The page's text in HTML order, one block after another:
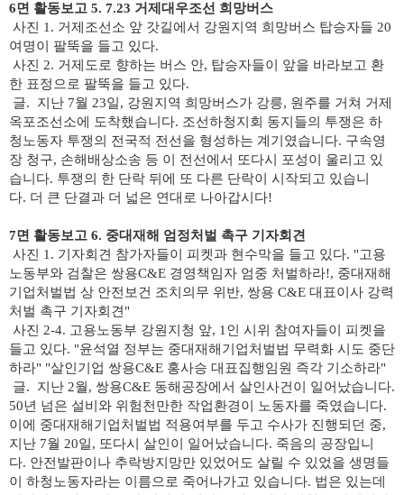
6면 활동보고 5. 7.23 거제대우조선 희망버스
사진 1. 거제조선소 앞 갓길에서 강원지역 희망버스 탑승자들 20
여명이 팔뚝을 들고 있다.
사진 2. 거제도로 향하는 버스 안, 탑승자들이 앞을 바라보고 환
한 표정으로 팔뚝을 들고 있다.
글.
지난 7월 23일, 강원지역 희망버스가 강릉, 원주를 거쳐 거제
옥포조선소에 도착했습니다. 조선하청지회 동지들의 투쟁은 하
청노동자 투쟁의 전국적 전선을 형성하는 계기였습니다. 구속영
장 청구, 손해배상소송 등 이 전선에서 또다시 포성이 울리고 있
습니다. 투쟁의 한 단락 뒤에 또 다른 단락이 시작되고 있습니
다. 더 큰 단결과 더 넓은 연대로 나아갑시다!
7면 활동보고 6. 중대재해 엄정처벌 촉구 기자회견
사진 1. 기자회견 참가자들이 피켓과 현수막을 들고 있다. "고용
노동부와 검찰은 쌍용C&E 경영책임자 엄중 처벌하라!, 중대재해
기업처벌법 상 안전보건 조치의무 위반, 쌍용 C&E 대표이사 강력
처벌 촉구 기자회견"
사진 2-4. 고용노동부 강원지청 앞, 1인 시위 참여자들이 피켓을
들고 있다. "윤석열 정부는 중대재해기업처벌법 무력화 시도 중단
하라" "살인기업 쌍용C&E 홍사승 대표집행임원 즉각 기소하라"
글.
지난 2월, 쌍용C&E 동해공장에서 살인사건이 일어났습니다.
50년 넘은 설비와 위험천만한 작업환경이 노동자를 죽였습니다.
이에 중대재해기업처벌법 적용여부를 두고 수사가 진행되던 중,
지난 7월 20일, 또다시 살인이 일어났습니다. 죽음의 공장입니
다. 안전발판이나 추락방지망만 있었어도 살릴 수 있었을 생명들
이 하청노동자라는 이름으로 죽어나가고 있습니다. 법은 있는데